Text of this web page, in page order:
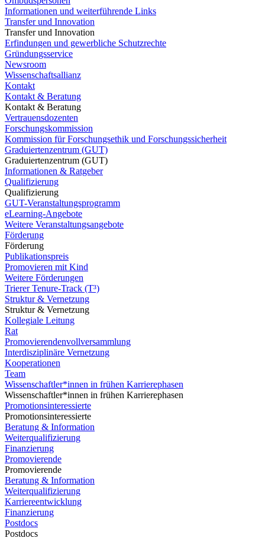
Informationen und weiterführende Links
Transfer und Innovation
Transfer und Innovation
Erfindungen und gewerbliche Schutzrechte
Gründungsservice
Newsroom
Wissenschaftsallianz
Kontakt
Kontakt & Beratung
Kontakt & Beratung
Vertrauensdozenten
Forschungskommission
Kommission für Forschungsethik und Forschungssicherheit
Graduiertenzentrum (GUT)
Graduiertenzentrum (GUT)
Informationen & Ratgeber
Qualifizierung
Qualifizierung
GUT-Veranstaltungsprogramm
eLearning-Angebote
Weitere Veranstaltungsangebote
Förderung
Förderung
Publikationspreis
Promovieren mit Kind
Weitere Förderungen
Trierer Tenure-Track (T³)
Struktur & Vernetzung
Struktur & Vernetzung
Kollegiale Leitung
Rat
Promovierendenvollversammlung
Interdisziplinäre Vernetzung
Kooperationen
Team
Wissenschaftler*innen in frühen Karrierephasen
Wissenschaftler*innen in frühen Karrierephasen
Promotionsinteressierte
Promotionsinteressierte
Beratung & Information
Weiterqualifizierung
Finanzierung
Promovierende
Promovierende
Beratung & Information
Weiterqualifizierung
Karriereentwicklung
Finanzierung
Postdocs
Postdocs